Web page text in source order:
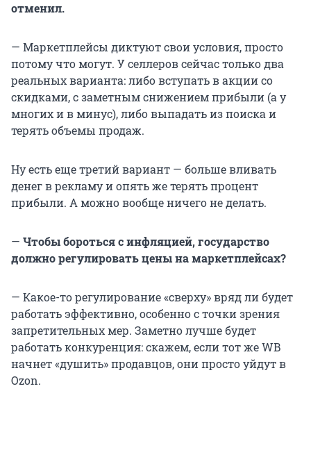
отменил.
— Маркетплейсы диктуют свои условия, просто
потому что могут. У селлеров сейчас только два
реальных варианта: либо вступать в акции со
скидками, с заметным снижением прибыли (а у
многих и в минус), либо выпадать из поиска и
терять объемы продаж.
Ну есть еще третий вариант — больше вливать
денег в рекламу и опять же терять процент
прибыли. А можно вообще ничего не делать.
— Чтобы бороться с инфляцией, государство
должно регулировать цены на маркетплейсах?
— Какое-то регулирование «сверху» вряд ли будет
работать эффективно, особенно с точки зрения
запретительных мер. Заметно лучше будет
работать конкуренция: скажем, если тот же WB
начнет «душить» продавцов, они просто уйдут в
Ozon.